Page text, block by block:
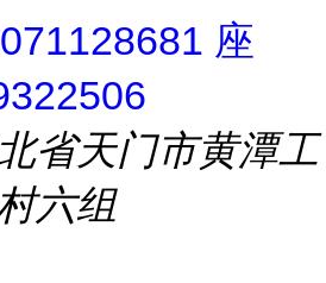
座
省天门市黄潭工
六组